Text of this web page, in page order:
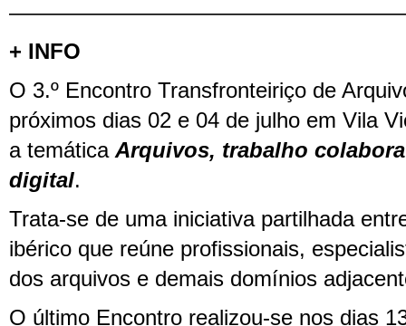
+ INFO
O 3.º Encontro Transfronteiriço de
próximos dias 02 e 04 de julho em Vila
a temática Arquivos, trabalho
digital.
Trata-se de uma iniciativa partilhada
ibérico que reúne profissionais,
dos arquivos e demais domínios
O último Encontro realizou-se nos dias